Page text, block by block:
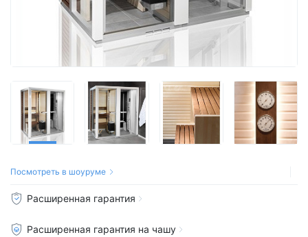
Посмотреть в шоуруме
Расширенная гарантия
Расширенная гарантия на чашу